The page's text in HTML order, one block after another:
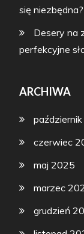
się niezbędna?
Desery na
perfekcyjne
ARCHIWA
czerwiec
maj 2025
marzec
grudzień